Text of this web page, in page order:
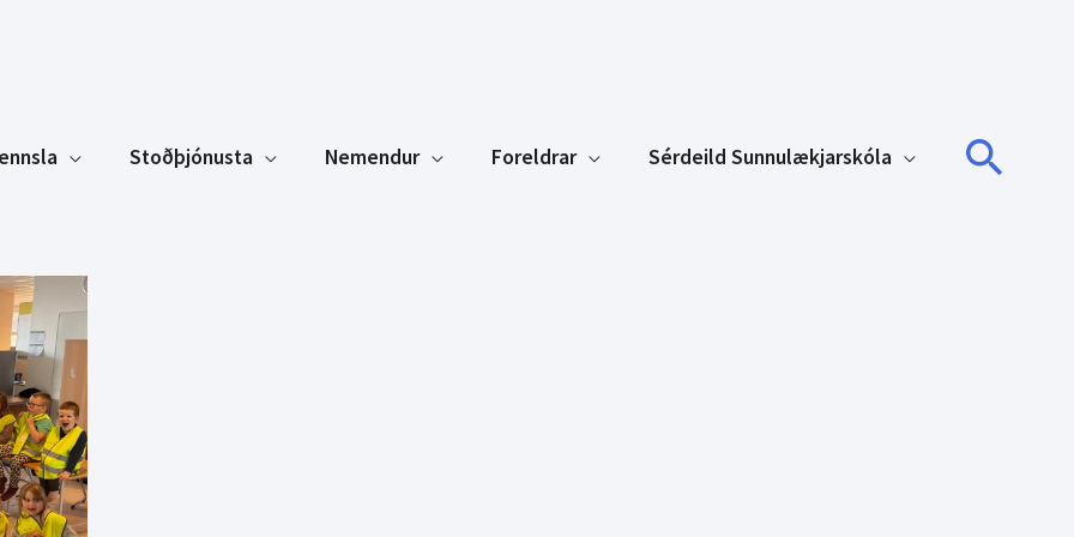
Stoðþjónusta Nemendur Foreldrar Sérdeild Sunnulækjarskóla